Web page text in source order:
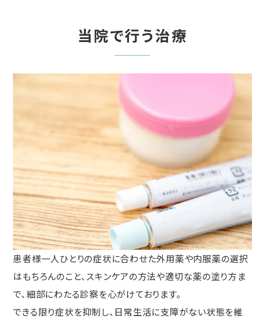
当院で行う治療
患者様一人ひとりの症状に合わせた外用薬や内服薬の選択
はもちろんのこと、スキンケアの方法や適切な薬の塗り方ま
で、細部にわたる診察を心がけております。
できる限り症状を抑制し、日常生活に支障がない状態を維